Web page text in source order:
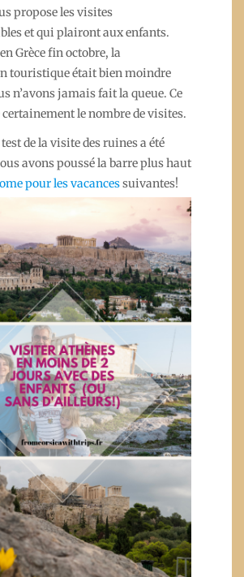
propose les visites
et qui plairont aux enfants.
Grèce fin octobre, la
touristique était bien moindre
n’avons jamais fait la queue. Ce
le nombre de visites.
de la visite des ruines a été
avons poussé la barre plus haut
pour les vacancessuivantes!